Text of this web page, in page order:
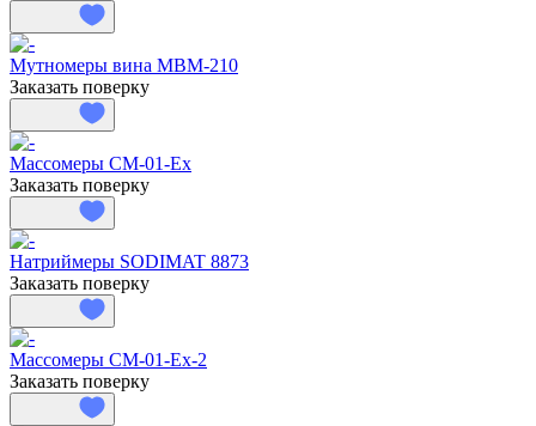
Мутномеры вина МВМ-210
Заказать поверку
Массомеры СМ-01-Ex
Заказать поверку
Натриймеры SODIMAT 8873
Заказать поверку
Массомеры СМ-01-Ех-2
Заказать поверку